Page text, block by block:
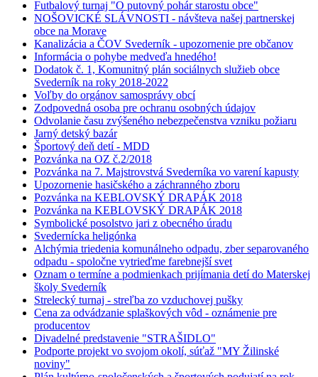
Futbalový turnaj "O putovný pohár starostu obce"
NOŠOVICKÉ SLÁVNOSTI - návšteva našej partnerskej
obce na Morave
Kanalizácia a ČOV Svederník - upozornenie pre občanov
Informácia o pohybe medveďa hnedého!
Dodatok č. 1, Komunitný plán sociálnych služieb obce
Svederník na roky 2018-2022
Voľby do orgánov samosprávy obcí
Zodpovedná osoba pre ochranu osobných údajov
Odvolanie času zvýšeného nebezpečenstva vzniku požiaru
Jarný detský bazár
Športový deň detí - MDD
Pozvánka na OZ č.2/2018
Pozvánka na 7. Majstrovstvá Svederníka vo varení kapusty
Upozornenie hasičského a záchranného zboru
Pozvánka na KEBLOVSKÝ DRAPÁK 2018
Pozvánka na KEBLOVSKÝ DRAPÁK 2018
Symbolické posolstvo jari z obecného úradu
Svedernícka heligónka
Alchýmia triedenia komunálneho odpadu, zber separovaného
odpadu - spoločne vytrieďme farebnejší svet
Oznam o termíne a podmienkach prijímania detí do Materskej
školy Svederník
Strelecký turnaj - streľba zo vzduchovej pušky
Cena za odvádzanie splaškových vôd - oznámenie pre
producentov
Divadelné predstavenie "STRAŠIDLO"
Podporte projekt vo svojom okolí, súťaž "MY Žilinské
noviny"